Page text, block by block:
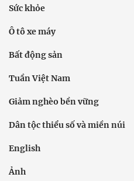
Sức khỏe
Ô tô xe máy
Bất động sản
Tuần Việt Nam
Giảm nghèo bền vững
Dân tộc thiểu số và miền núi
English
Ảnh